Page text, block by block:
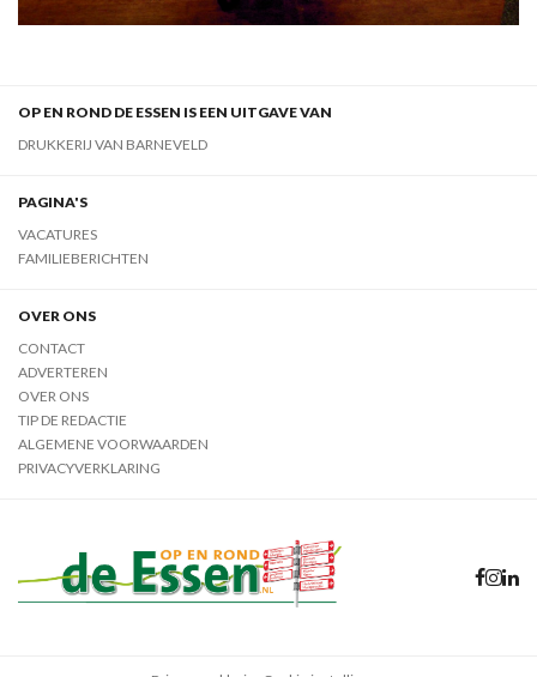
OP EN ROND DE ESSEN IS EEN UITGAVE VAN
DRUKKERIJ VAN BARNEVELD
PAGINA'S
VACATURES
FAMILIEBERICHTEN
OVER ONS
CONTACT
ADVERTEREN
OVER ONS
TIP DE REDACTIE
ALGEMENE VOORWAARDEN
PRIVACYVERKLARING